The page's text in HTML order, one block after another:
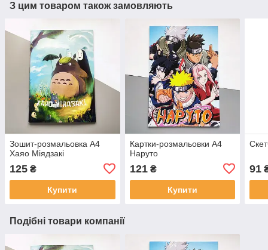
З цим товаром також замовляють
Зошит-розмальовка А4
Хаяо Міядзакі
125 ₴
Купити
Картки-розмальовки А4
Наруто
121₴
Купити
91
Подібні товари компанії